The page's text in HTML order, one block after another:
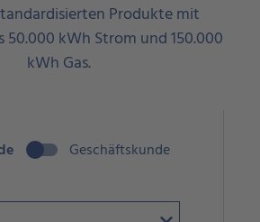
Produkte mit
50.000 kWh Strom und 150.000
kWh Gas.
Geschäftskunde